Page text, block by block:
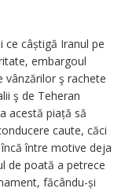
ce câștigă Iranul pe
embargoul
vânzărilor ş rachete
ş de Teheran
acestă piață să
caute, căci
între motive deja
de poată a petrece
făcându-și